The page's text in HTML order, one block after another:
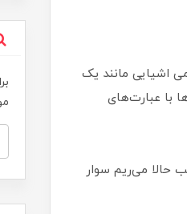
اشیایی مانند یک
با عبارت‌های
حالا می‌ریم سوار